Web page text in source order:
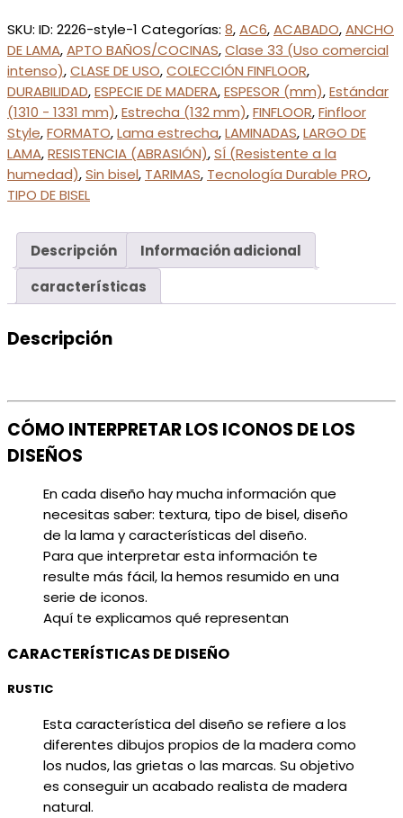
Plata
cantidad
SKU: ID: 2226-style-1 Categorías: 8,AC6,ACABADO,ANCHO
DE LAMA,APTO BAÑOS/COCINAS,Clase 33 (Uso comercial
intenso),CLASE DE USO,COLECCIÓN FINFLOOR,
DURABILIDAD,ESPECIE DE MADERA,ESPESOR (mm),Estándar
(1310 - 1331 mm),Estrecha (132 mm),FINFLOOR,Finfloor
Style,FORMATO,Lama estrecha,LAMINADAS,LARGO DE
LAMA,RESISTENCIA (ABRASIÓN),SÍ (Resistente a la
humedad),Sin bisel, TARIMAS, Tecnología Durable PRO,
TIPO DE BISEL
Descripción
Información adicional
características
Descripción
CÓMO INTERPRETAR LOS ICONOS DE LOS
DISEÑOS
En cada diseño hay mucha información que
necesitas saber: textura, tipo de bisel, diseño
de la lama y características del diseño.
Para que interpretar esta información te
resulte más fácil, la hemos resumido en una
serie de iconos.
Aquí te explicamos qué representan
CARACTERÍSTICAS DE DISEÑO
RUSTIC
Esta característica del diseño se refiere a los
diferentes dibujos propios de la madera como
los nudos, las grietas o las marcas. Su objetivo
es conseguir un acabado realista de madera
natural.